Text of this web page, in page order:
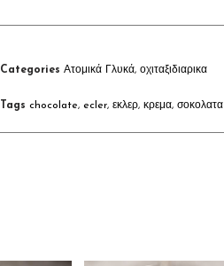
Categories Ατομικά Γλυκά,οχιταξιδιαρικα
Tags chocolate,ecler,εκλερ,κρεμα,σοκολατα